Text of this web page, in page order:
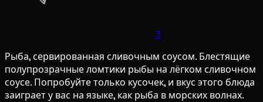
3
Рыба, сервированная сливочным соусом. Блестящие
полупрозрачные ломтики рыбы на лёгком сливочном
соусе. Попробуйте только кусочек, и вкус этого блюда
заиграет у вас на языке, как рыба в морских волнах.